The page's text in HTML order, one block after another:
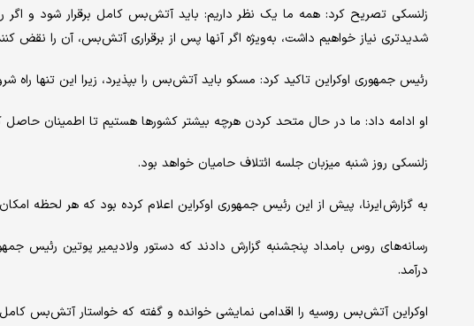
زلنسکی تصریح کرد: همه ما یک نظر داریم: باید آتش‌بس کامل برقرار شود و
شدیدتری نیاز خواهیم داشت، به‌ویژه اگر آنها پس از برقراری آتش‌بس، آن را نقض
رئیس جمهوری اوکراین تاکید کرد: مسکو باید آتش‌بس را بپذیرد، زیرا این تنها
او ادامه داد: ما در حال متحد کردن هرچه بیشتر کشورها هستیم تا اطمینان
زلنسکی روز شنبه میزبان جلسه ائتلاف حامیان خواهد بود.
به گزارش ایرنا، پیش از این رئیس جمهوری اوکراین اعلام کرده بود که هر لحظه
رسانه‌های روس بامداد پنجشنبه گزارش دادند که دستور ولادیمیر پوتین رئیس
درآمد.
اوکراین آتش‌بس روسیه را اقدامی نمایشی خوانده و گفته که خواستار آتش‌بس کامل